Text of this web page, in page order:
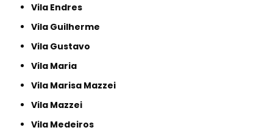
Vila Endres
Vila Guilherme
Vila Gustavo
Vila Maria
Vila Marisa Mazzei
Vila Mazzei
Vila Medeiros